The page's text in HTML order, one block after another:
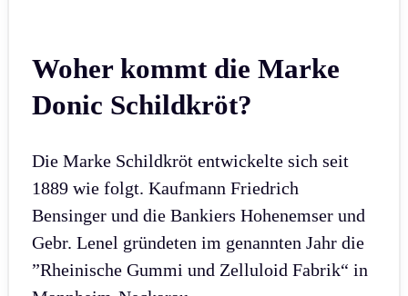
Woher kommt die Marke
Donic Schildkröt?
Die Marke Schildkröt entwickelte sich seit
1889 wie folgt. Kaufmann Friedrich
Bensinger und die Bankiers Hohenemser und
Gebr. Lenel gründeten im genannten Jahr die
”Rheinische Gummi und Zelluloid Fabrik“ in